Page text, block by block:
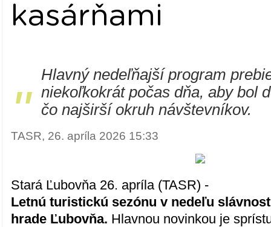
kasárňami
"
Hlavný nedeľňajší program
niekoľkokrát počas dňa, aby bol
čo najširší okruh návštevníkov.
TASR, 26. apríla 2026 15:33
Stará Ľubovňa 26. apríla (TASR) -
Letnú turistickú sezónu v nedeľu
hrade Ľubovňa. Hlavnou novinkou je